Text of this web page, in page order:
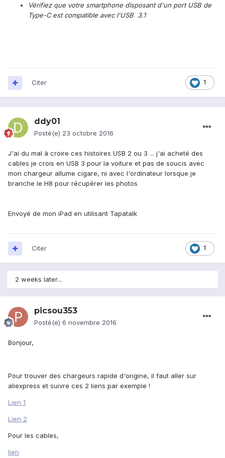
Vérifiez que votre smartphone disposant d'un port USB de
Type-C est compatible avec l'USB 3.1
1
Citer
ddy01
Posté(e) 23 octobre 2016
J'ai du mal à croire ces histoires USB 2 ou 3 ... j'ai acheté des
cables je crois en USB 3 pour la voiture et pas de soucis avec
mon chargeur allume cigare, ni avec l'ordinateur lorsque je
branche le H8 pour récupérer les photos
Envoyé de mon iPad en utilisant Tapatalk
1
Citer
2 weeks later...
picsou353
Posté(e) 6 novembre 2016
Bonjour,
Pour trouver des chargeurs rapide d'origine, il faut aller sur
aliexpress et suivre ces 2 liens par exemple !
Lien 1
Lien 2
Pour les cables,
lien